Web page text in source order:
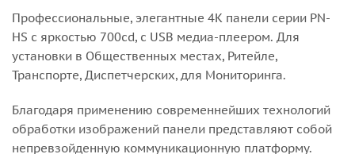
Профессиональные, элегантные 4К панели серии PN-
HS с яркостью 700cd, с USB медиа-плеером. Для
установки в Общественных местах, Ритейле,
Транспорте, Диспетчерских, для Мониторинга.
Благодаря применению современнейших технологий
обработки изображений панели представляют собой
непревзойденную коммуникационную платформу.